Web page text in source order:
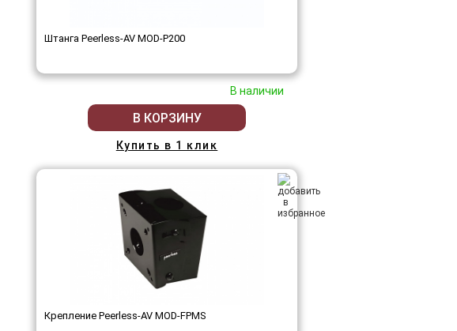
Штанга Peerless-AV MOD-P200
В наличии
В КОРЗИНУ
Купить в 1 клик
Крепление Peerless-AV MOD-FPMS